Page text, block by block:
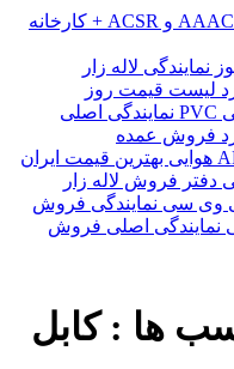
هادی هوایی آلومینیومی AAC و AAAC و ACSR + کارخانه
ها :کابل